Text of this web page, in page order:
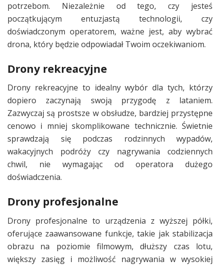
potrzebom. Niezależnie od tego, czy jesteś
początkującym entuzjastą technologii, czy
doświadczonym operatorem, ważne jest, aby wybrać
drona, który będzie odpowiadał Twoim oczekiwaniom.
Drony rekreacyjne
Drony rekreacyjne to idealny wybór dla tych, którzy
dopiero zaczynają swoją przygodę z lataniem.
Zazwyczaj są prostsze w obsłudze, bardziej przystępne
cenowo i mniej skomplikowane technicznie. Świetnie
sprawdzają się podczas rodzinnych wypadów,
wakacyjnych podróży czy nagrywania codziennych
chwil, nie wymagając od operatora dużego
doświadczenia.
Drony profesjonalne
Drony profesjonalne to urządzenia z wyższej półki,
oferujące zaawansowane funkcje, takie jak stabilizacja
obrazu na poziomie filmowym, dłuższy czas lotu,
większy zasięg i możliwość nagrywania w wysokiej